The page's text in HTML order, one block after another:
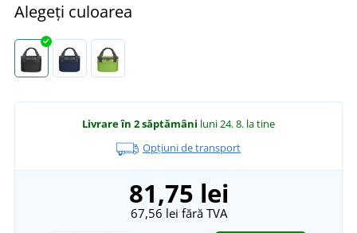
Alegeți culoarea
Livrare în 2 săptămâni luni 24. 8. la tine
Opțiuni de transport
81,75 lei
67,56 lei fără TVA